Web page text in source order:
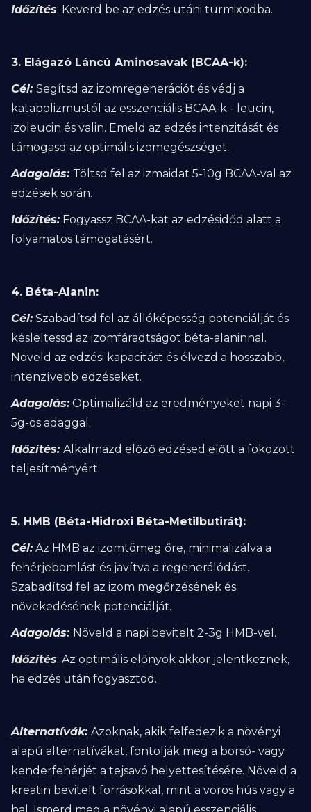
Időzítés: Keverd be az edzés utáni turmixodba.
3. Elágazó Láncú Aminosavak (BCAA-k):
Cél: Segítsd az izomregenerációt és védj a
katabolizmustól az esszenciális BCAA-k - leucin,
izoleucin és valin. Emeld az edzés intenzitását és
támogasd az optimális izomegészséget.
Adagolás: Töltsd fel az izmaidat 5-10g BCAA-val az
edzések során.
Időzítés:Fogyassz BCAA-kat az edzésidőd alatt a
folyamatos támogatásért.
4. Béta-Alanin:
Cél:Szabadítsd fel az állóképesség potenciálját és
késleltessd az izomfáradtságot béta-alaninnal.
Növeld az edzési kapacitást és élvezd a hosszabb,
intenzívebb edzéseket.
Adagolás:Optimalizáld az eredményeket napi 3-
5g-os adaggal.
Időzítés: Alkalmazd előző edzésed előtt a fokozott
teljesítményért.
5. HMB (Béta-Hidroxi Béta-Metilbutirát):
Cél:Az HMB az izomtömeg őre, minimalizálva a
fehérjebomlást és javítva a regenerálódást.
Szabadítsd fel az izom megőrzésének és
növekedésének potenciálját.
Adagolás: Növeld a napi bevitelt 2-3g HMB-vel.
Időzítés: Az optimális előnyök akkor jelentkeznek,
ha edzés után fogyasztod.
Alternatívák: Azoknak, akik felfedezik a növényi
alapú alternatívákat, fontolják meg a borsó- vagy
kenderfehérjét a tejsavó helyettesítésére. Növeld a
kreatin bevitelt forrásokkal, mint a vörös hús vagy a
hal. Ismerd meg a növényi alapú esszenciális